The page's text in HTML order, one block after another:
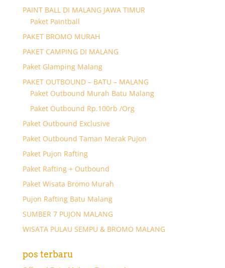
PAINT BALL DI MALANG JAWA TIMUR
Paket Paintball
PAKET BROMO MURAH
PAKET CAMPING DI MALANG
Paket Glamping Malang
PAKET OUTBOUND – BATU – MALANG
Paket Outbound Murah Batu Malang
Paket Outbound Rp.100rb /Org
Paket Outbound Exclusive
Paket Outbound Taman Merak Pujon
Paket Pujon Rafting
Paket Rafting + Outbound
Paket Wisata Bromo Murah
Pujon Rafting Batu Malang
SUMBER 7 PUJON MALANG
WISATA PULAU SEMPU & BROMO MALANG
pos terbaru